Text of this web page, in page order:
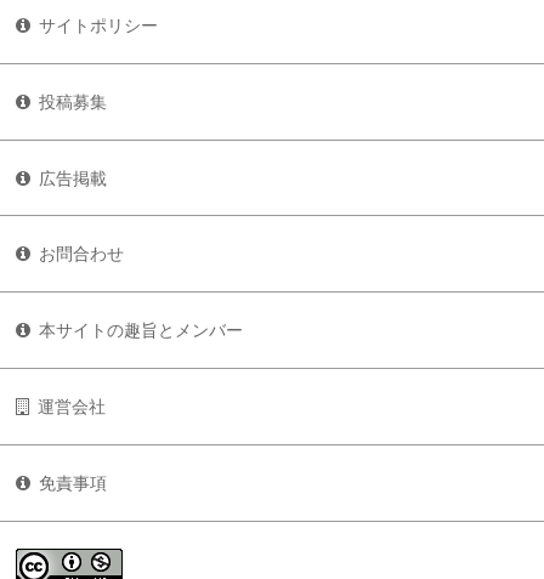
サイトポリシー
投稿募集
広告掲載
お問合わせ
本サイトの趣旨とメンバー
運営会社
免責事項